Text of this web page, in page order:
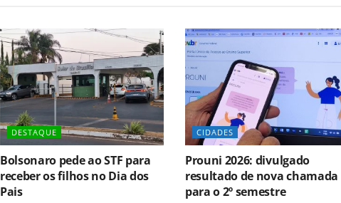
DESTAQUE
Bolsonaro pede ao STF para
receber os filhos no Dia dos
Pais
CIDADES
Prouni 2026: divulgado
resultado de nova chamada
para o 2º semestre